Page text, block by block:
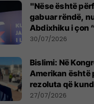
"Nëse është
gabuar rëndë,
Abdixhiku i çon
Përparim Ramës
30/07/2026
Bislimi: Në
Amerikan është
rezoluta që
mbajtjen e
27/07/2026